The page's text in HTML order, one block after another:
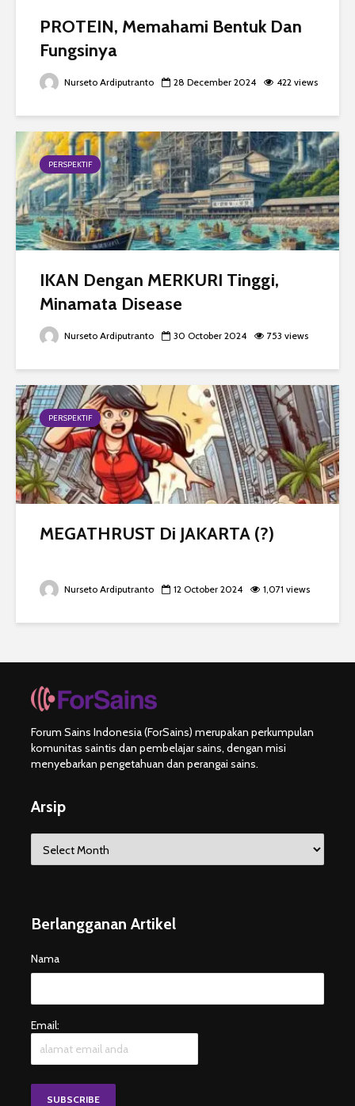
PROTEIN, Memahami Bentuk Dan
Fungsinya
Nurseto Ardiputranto 28 December 2024 422 views
PERSPEKTIF
IKAN Dengan MERKURI Tinggi,
Minamata Disease
Nurseto Ardiputranto 30 October 2024 753 views
PERSPEKTIF
MEGATHRUST Di JAKARTA (?)
Nurseto Ardiputranto 12 October 2024 1,071 views
Forum Sains Indonesia (ForSains) merupakan perkumpulan
komunitas saintis dan pembelajar sains, dengan misi
menyebarkan pengetahuan dan perangai sains.
Arsip
Berlangganan Artikel
Nama
Email: